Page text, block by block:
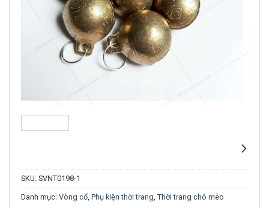
SKU: SVNT0198-1
Danh mục: Vòng cổ, Phụ kiện thời trang, Thời trang chó mèo